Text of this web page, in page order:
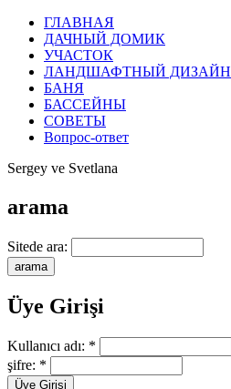
ГЛАВНАЯ
ДАЧНЫЙ ДОМИК
УЧАСТОК
ЛАНДШАФТНЫЙ ДИЗАЙН
БАНЯ
БАССЕЙНЫ
СОВЕТЫ
Вопрос-ответ
Sergey ve Svetlana
arama
Sitede ara:
Üye Girişi
Kullanıcı adı: *
şifre: *